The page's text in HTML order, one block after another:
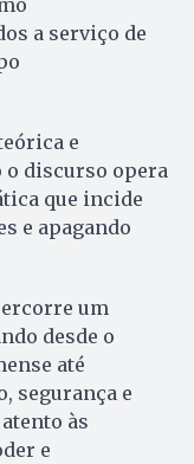
a serviço de
e
o discurso opera
que incide
e apagando
um
desde o
até
segurança e
às
e